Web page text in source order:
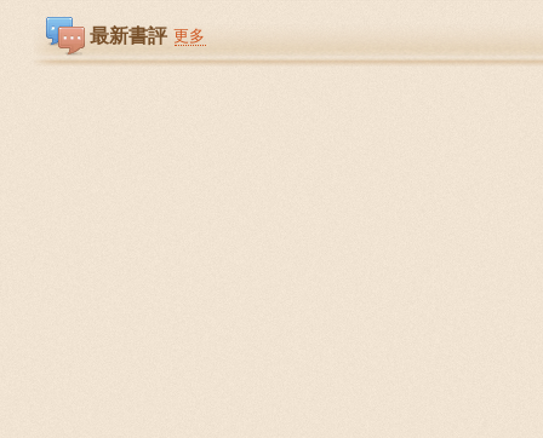
最新書評 更多